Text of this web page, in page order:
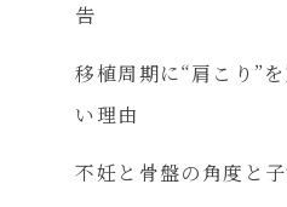
告
移植周期に“肩こり”
い理由
不妊と骨盤の角度と